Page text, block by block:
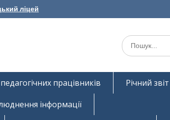
ліцей
Шукати:
працівників Річний звіт
інформації